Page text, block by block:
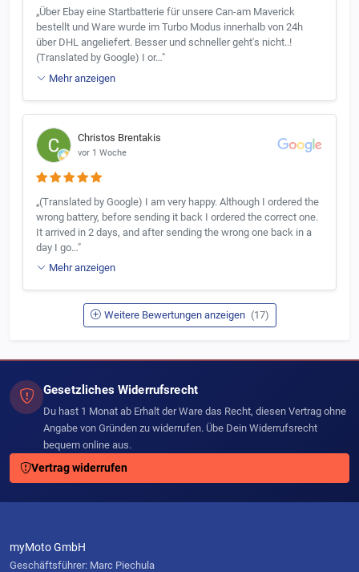
„Über Ebay eine Startbatterie für unsere Can-am Maverick
bestellt und Ware wurde im Turbo Modus innerhalb von 24h
über DHL angeliefert. Besser und schneller geht's nicht..!
(Translated by Google) I or…"
Mehr anzeigen
Christos Brentakis
vor 1 Woche
„(Translated by Google) I am very happy. Although I ordered the
wrong battery, before sending it back I ordered the correct one.
It arrived in 2 days, and after sending the wrong one back in a
day I go…"
Mehr anzeigen
Weitere Bewertungen anzeigen (17)
Gesetzliches Widerrufsrecht
Du hast 1 Monat ab Erhalt der Ware das Recht, diesen Vertrag ohne
Angabe von Gründen zu widerrufen. Übe Dein Widerrufsrecht
bequem online aus.
Vertrag widerrufen
myMoto GmbH
Geschäftsführer: Marc Piechula